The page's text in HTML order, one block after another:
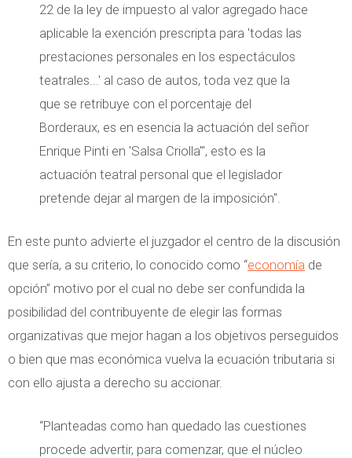
22 de la ley de impuesto al valor agregado hace
aplicable la exención prescripta para 'todas las
prestaciones personales en los espectáculos
teatrales...' al caso de autos, toda vez que la
que se retribuye con el porcentaje del
Borderaux, es en esencia la actuación del señor
Enrique Pinti en 'Salsa Criolla'", esto es la
actuación teatral personal que el legislador
pretende dejar al margen de la imposición".
En este punto advierte el juzgador el centro de la discusión
que sería, a su criterio, lo conocido como “economía de
opción” motivo por el cual no debe ser confundida la
posibilidad del contribuyente de elegir las formas
organizativas que mejor hagan a los objetivos perseguidos
o bien que mas económica vuelva la ecuación tributaria si
con ello ajusta a derecho su accionar.
“Planteadas como han quedado las cuestiones
procede advertir, para comenzar, que el núcleo